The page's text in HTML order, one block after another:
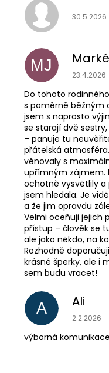
30.5.2026
MJ
23.4.2026
Do tohoto
s poměrně běžným
jsem s naprosto
se starají dvě
– panuje tu
přátelská
věnovaly s
upřímným zájmem.
ochotně vysvětlily
jsem hledala. Je
a že jim opravdu
Velmi oceňuji jejich
přístup – člověk se
ale jako někdo, na
Rozhodně
krásné šperky, ale i
sem budu vracet!
A Ali
2.2.2026
výborná